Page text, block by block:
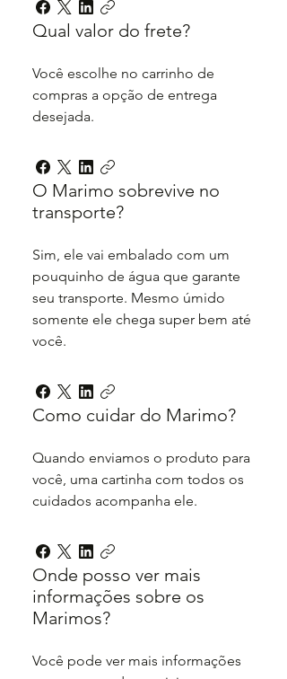
Qual valor do frete?
Você escolhe no carrinho de
compras a opção de entrega
desejada.
O Marimo sobrevive no
transporte?
Sim, ele vai embalado com um
pouquinho de água que garante
seu transporte. Mesmo úmido
somente ele chega super bem até
você.
Como cuidar do Marimo?
Quando enviamos o produto para
você, uma cartinha com todos os
cuidados acompanha ele.
Onde posso ver mais
informações sobre os
Marimos?
Você pode ver mais informações